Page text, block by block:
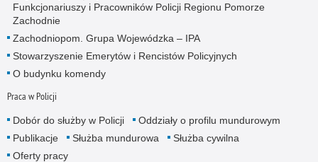
Funkcjonariuszy i Pracowników Policji Regionu Pomorze
Zachodnie
Zachodniopom. Grupa Wojewódzka – IPA
Stowarzyszenie Emerytów i Rencistów Policyjnych
O budynku komendy
Praca w Policji
Dobór do służby w Policji
Oddziały o profilu mundurowym
Publikacje
Służba mundurowa
Służba cywilna
Oferty pracy